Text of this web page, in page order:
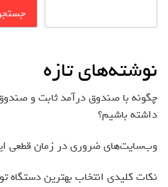
نوشته‌های تازه
چگونه با صندوق درآمد ثابت و
داشته باشیم؟
وب‌سایت‌های ضروری در زمان قطعی
نکات کلیدی انتخاب بهترین دستگاه